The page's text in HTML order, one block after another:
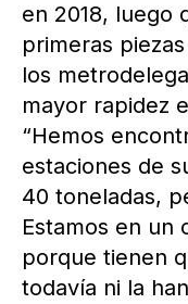
en 2018, luego
primeras
los
mayor rapidez
“Hemos
estaciones de
40 toneladas,
Estamos en un
porque tienen
todavía ni la